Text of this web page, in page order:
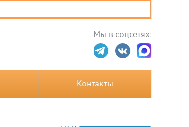
Контакты
Мы в соцсетях: